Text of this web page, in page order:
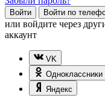
Войти Войти по
или войдите через
аккаунт
VK
Одноклассники
Яндекс